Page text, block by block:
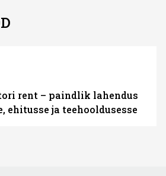
rent – paindlik lahendus
ehitusse ja teehooldusesse